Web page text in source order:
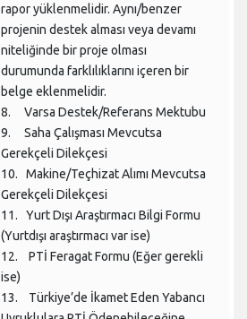
rapor yüklenmelidir. Aynı/benzer
projenin destek alması veya devamı
niteliğinde bir proje olması
durumunda farklılıklarını içeren bir
belge eklenmelidir.
8. Varsa Destek/Referans Mektubu
9. Saha Çalışması Mevcutsa
Gerekçeli Dilekçesi
10. Makine/Teçhizat Alımı Mevcutsa
Gerekçeli Dilekçesi
11. Yurt Dışı Araştırmacı Bilgi Formu
(Yurtdışı araştırmacı var ise)
12. PTİ Feragat Formu (Eğer gerekli
ise)
13. Türkiye’de İkamet Eden Yabancı